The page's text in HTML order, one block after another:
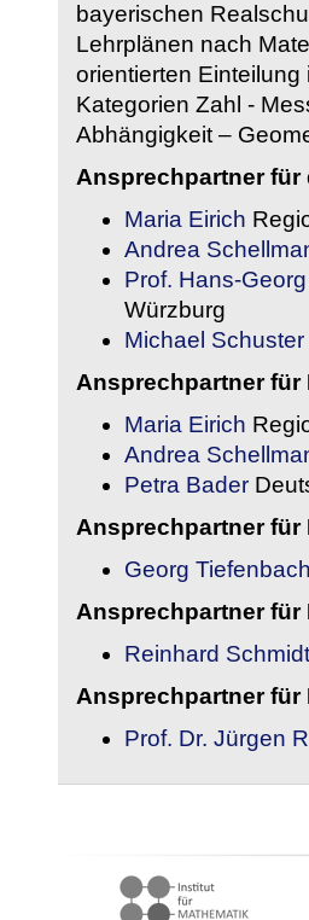
bayerischen
Lehrplänen nach
orientierten
Kategorien Zahl -
Abhängigkeit –
Ansprechpartner für
Maria Eirich
Andrea
Prof. Hans-
Würzburg
Michael Schuster
Ansprechpartner für
Maria Eirich
Andrea
Petra Bader
Ansprechpartner für
Georg
Ansprechpartner für
Reinhard Schmidt
Ansprechpartner für
Prof. Dr. Jürgen